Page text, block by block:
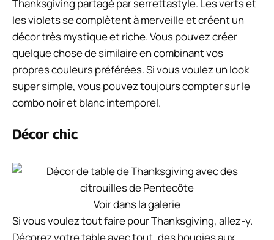
Thanksgiving partagé par serrettastyle. Les verts et
les violets se complètent à merveille et créent un
décor très mystique et riche. Vous pouvez créer
quelque chose de similaire en combinant vos
propres couleurs préférées. Si vous voulez un look
super simple, vous pouvez toujours compter sur le
combo noir et blanc intemporel.
Décor chic
Voir dans la galerie
Si vous voulez tout faire pour Thanksgiving, allez-y.